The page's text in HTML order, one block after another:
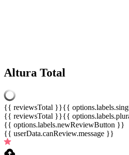
Altura Total
{{ reviewsTotal }}{{
{{ reviewsTotal }}{{
{{ options.labels.newReviewButton }}
{{ userData.canReview.message }}